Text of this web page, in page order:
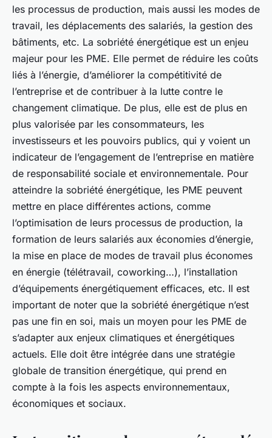
les processus de production, mais aussi les modes de
travail, les déplacements des salariés, la gestion des
bâtiments, etc. La sobriété énergétique est un enjeu
majeur pour les PME. Elle permet de réduire les coûts
liés à l’énergie, d’améliorer la compétitivité de
l’entreprise et de contribuer à la lutte contre le
changement climatique. De plus, elle est de plus en
plus valorisée par les consommateurs, les
investisseurs et les pouvoirs publics, qui y voient un
indicateur de l’engagement de l’entreprise en matière
de responsabilité sociale et environnementale. Pour
atteindre la sobriété énergétique, les PME peuvent
mettre en place différentes actions, comme
l’optimisation de leurs processus de production, la
formation de leurs salariés aux économies d’énergie,
la mise en place de modes de travail plus économes
en énergie (télétravail, coworking…), l’installation
d’équipements énergétiquement efficaces, etc. Il est
important de noter que la sobriété énergétique n’est
pas une fin en soi, mais un moyen pour les PME de
s’adapter aux enjeux climatiques et énergétiques
actuels. Elle doit être intégrée dans une stratégie
globale de transition énergétique, qui prend en
compte à la fois les aspects environnementaux,
économiques et sociaux.